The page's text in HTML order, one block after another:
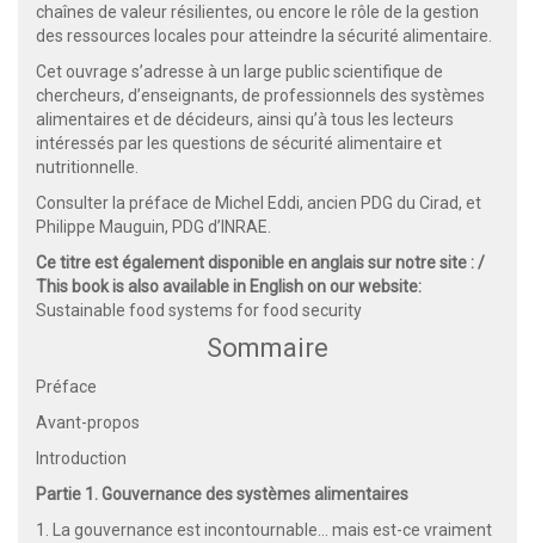
chaînes de valeur résilientes, ou encore le rôle de la gestion
des ressources locales pour atteindre la sécurité alimentaire.
Cet ouvrage s’adresse à un large public scientifique de
chercheurs, d’enseignants, de professionnels des systèmes
alimentaires et de décideurs, ainsi qu’à tous les lecteurs
intéressés par les questions de sécurité alimentaire et
nutritionnelle.
Consulter la préface de Michel Eddi, ancien PDG du Cirad, et
Philippe Mauguin, PDG d’INRAE.
Ce titre est également disponible en anglais sur notre site : /
This book is also available in English on our website:
Sustainable food systems for food security
Sommaire
Préface
Avant-propos
Introduction
Partie 1. Gouvernance des systèmes alimentaires
1. La gouvernance est incontournable… mais est-ce vraiment